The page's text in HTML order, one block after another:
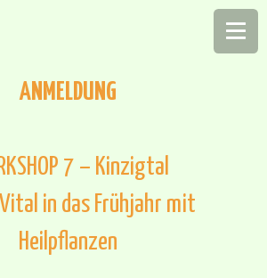
ANMELDUNG
7 – Kinzigtal
in das Frühjahr mit
Heilpflanzen